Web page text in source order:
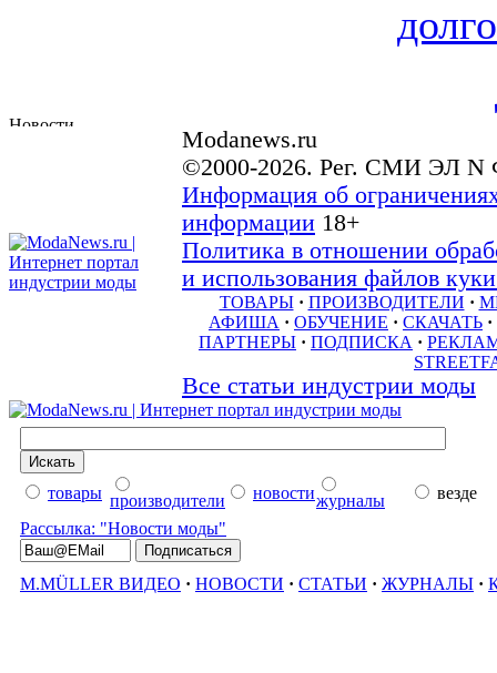
Modanews.ru
©2000-2026. Рег. СМИ ЭЛ N
Информация об
информации 18+
Политика в отношении
и использования файлов
ТОВАРЫ · ПРОИЗВОДИТЕЛИ ·
АФИША · ОБУЧЕНИЕ · СКАЧАТЬ ·
ПАРТНЕРЫ · ПОДПИСКА ·
Все статьи индустрии моды
товары производители новостижурналы
везде
Рассылка: "Новости моды"
M.MÜLLER ВИДЕО · НОВОСТИ · СТАТЬИ · ЖУРНАЛЫ ·